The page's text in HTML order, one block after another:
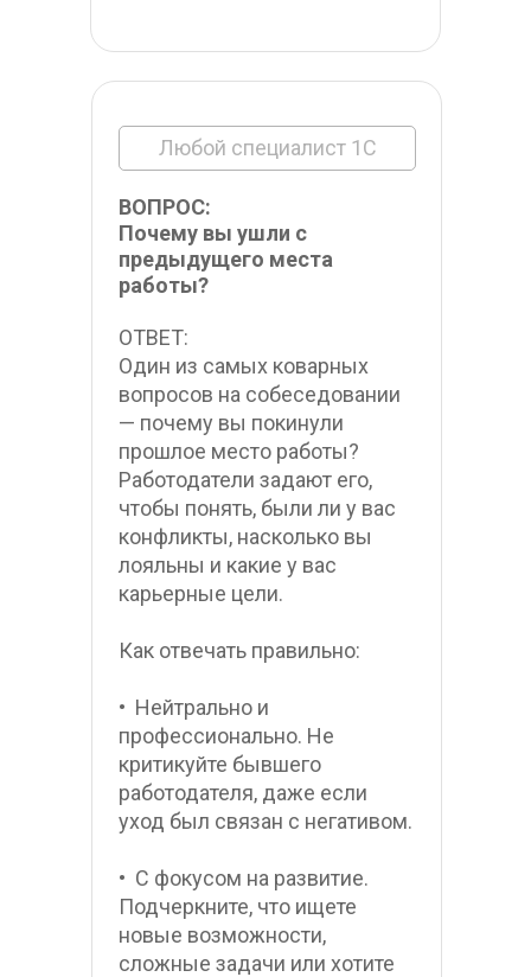
Любой специалист 1С
ВОПРОС:
Почему вы ушли с
предыдущего места
работы?
ОТВЕТ:
Один из самых коварных
вопросов на собеседовании
— почему вы покинули
прошлое место работы?
Работодатели задают его,
чтобы понять, были ли у вас
конфликты, насколько вы
лояльны и какие у вас
карьерные цели.
Как отвечать правильно:
•  Нейтрально и
профессионально. Не
критикуйте бывшего
работодателя, даже если
уход был связан с негативом.
•  С фокусом на развитие.
Подчеркните, что ищете
новые возможности,
сложные задачи или хотите